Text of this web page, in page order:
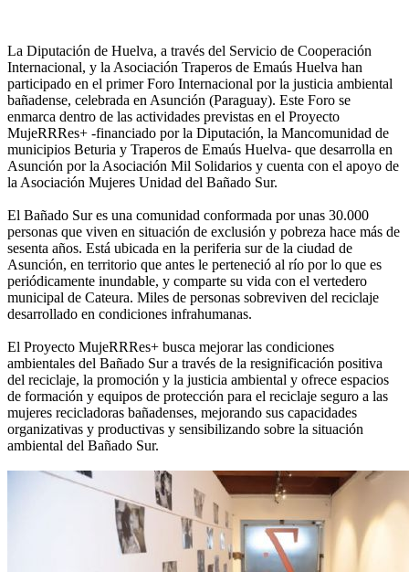
La Diputación de Huelva, a través del Servicio de Cooperación
Internacional, y la Asociación Traperos de Emaús Huelva han
participado en el primer Foro Internacional por la justicia ambiental
bañadense, celebrada en Asunción (Paraguay). Este Foro se
enmarca dentro de las actividades previstas en el Proyecto
MujeRRRes+ -financiado por la Diputación, la Mancomunidad de
municipios Beturia y Traperos de Emaús Huelva- que desarrolla en
Asunción por la Asociación Mil Solidarios y cuenta con el apoyo de
la Asociación Mujeres Unidad del Bañado Sur.
El Bañado Sur es una comunidad conformada por unas 30.000
personas que viven en situación de exclusión y pobreza hace más de
sesenta años. Está ubicada en la periferia sur de la ciudad de
Asunción, en territorio que antes le perteneció al río por lo que es
periódicamente inundable, y comparte su vida con el vertedero
municipal de Cateura. Miles de personas sobreviven del reciclaje
desarrollado en condiciones infrahumanas.
El Proyecto MujeRRRes+ busca mejorar las condiciones
ambientales del Bañado Sur a través de la resignificación positiva
del reciclaje, la promoción y la justicia ambiental y ofrece espacios
de formación y equipos de protección para el reciclaje seguro a las
mujeres recicladoras bañadenses, mejorando sus capacidades
organizativas y productivas y sensibilizando sobre la situación
ambiental del Bañado Sur.